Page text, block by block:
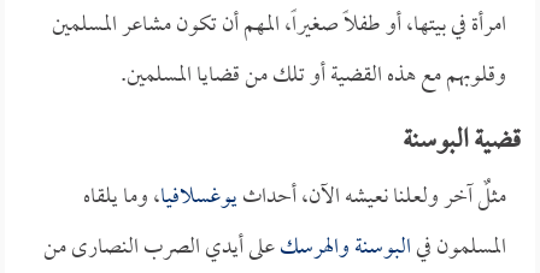
امرأة في بيتها، أو طفلاً صغيراً، المهم أن تكون مشاعر المسلمين
وقلوبهم مع هذه القضية أو تلك من قضايا المسلمين.
قضية البوسنة
مثلٌ آخر ولعلنا نعيشه الآن، أحداثيوغسلافيا، وما يلقاه
المسلمون فيالبوسنة والهرسكعلى أيدي الصرب النصارى من